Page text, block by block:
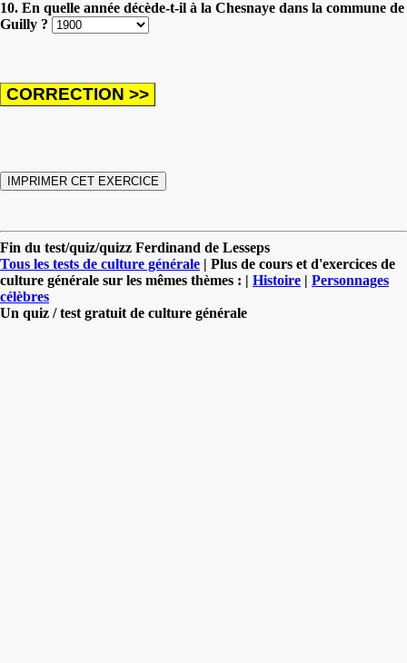
10. En quelle année décède-t-il à la Chesnaye dans la commune de
Guilly ?
Fin du test/quiz/quizz Ferdinand de Lesseps
Tous les tests de culture générale | Plus de cours et d'exercices de
culture générale sur les mêmes thèmes : | Histoire | Personnages
célèbres
Un quiz / test gratuit de culture générale